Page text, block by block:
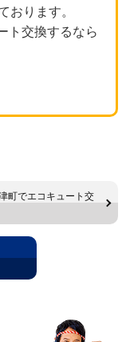
おります。
ト交換するなら
町でエコキュート交